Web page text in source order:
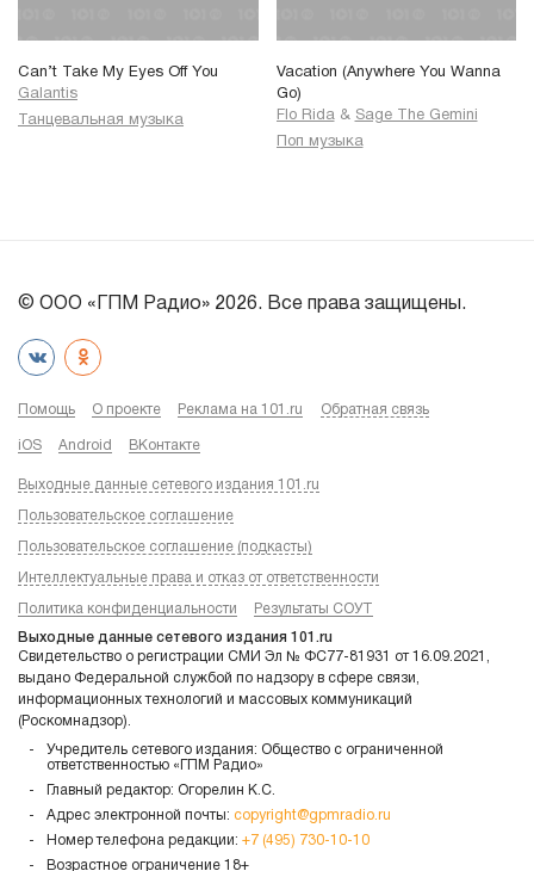
Can’t Take My Eyes Off You
Galantis
Танцевальная музыка
Vacation (Anywhere You Wanna
Go)
Flo Rida & Sage The Gemini
Поп музыка
© ООО «ГПМ Радио» 2026. Все права защищены.
Помощь О проекте Реклама на 101.ru Обратная связь
iOS Android ВКонтакте
Выходные данные сетевого издания 101.ru
Пользовательское соглашение
Пользовательское соглашение (подкасты)
Интеллектуальные права и отказ от ответственности
Политика конфиденциальности Результаты СОУТ
Выходные данные сетевого издания 101.ru
Свидетельство о регистрации СМИ Эл № ФС77-81931 от 16.09.2021,
выдано Федеральной службой по надзору в сфере связи,
информационных технологий и массовых коммуникаций
(Роскомнадзор).
Учредитель сетевого издания: Общество с ограниченной
ответственностью «ГПМ Радио»
Главный редактор: Огорелин К.С.
Адрес электронной почты: copyright@gpmradio.ru
Номер телефона редакции: +7 (495) 730-10-10
Возрастное ограничение 18+